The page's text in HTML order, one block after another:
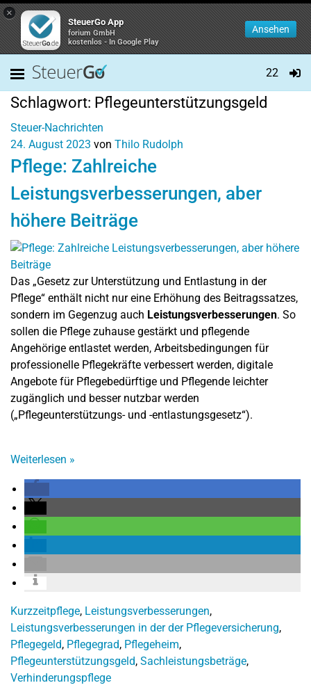
×
SteuerGo App
forium GmbH
kostenlos - In Google Play
Ansehen
22
Schlagwort: Pflegeunterstützungsgeld
Steuer-Nachrichten
24. August 2023 von Thilo Rudolph
Pflege: Zahlreiche
Leistungsverbesserungen, aber
höhere Beiträge
Das „Gesetz zur Unterstützung und Entlastung in der
Pflege“ enthält nicht nur eine Erhöhung des Beitragssatzes,
sondern im Gegenzug auch Leistungsverbesserungen. So
sollen die Pflege zuhause gestärkt und pflegende
Angehörige entlastet werden, Arbeitsbedingungen für
professionelle Pflegekräfte verbessert werden, digitale
Angebote für Pflegebedürftige und Pflegende leichter
zugänglich und besser nutzbar werden
(„Pflegeunterstützungs- und -entlastungsgesetz“).
Weiterlesen »
Kurzzeitpflege, Leistungsverbesserungen,
Leistungsverbesserungen in der der Pflegeversicherung,
Pflegegeld, Pflegegrad, Pflegeheim,
Pflegeunterstützungsgeld, Sachleistungsbeträge,
Verhinderungspflege